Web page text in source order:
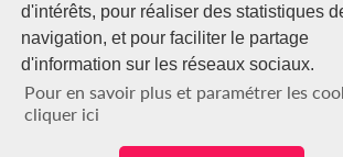
d'intérêts, pour réaliser des statistiques
navigation, et pour faciliter le partage
d'information sur les réseaux sociaux.
Pour en savoir plus et paramétrer les
cliquer ici
NEWSLETTER
Restez connecté via notre newsletter
S'abonner
Se désabonner